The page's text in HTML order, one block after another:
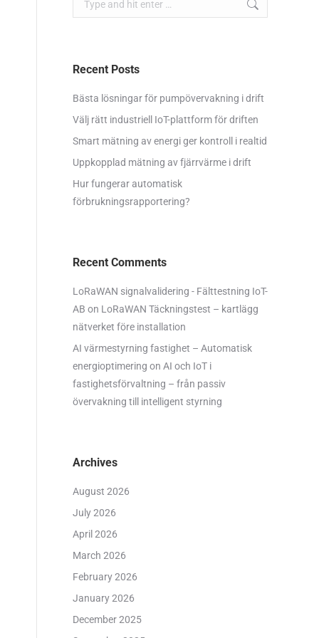
Recent Posts
Bästa lösningar för pumpövervakning i drift
Välj rätt industriell IoT-plattform för driften
Smart mätning av energi ger kontroll i realtid
Uppkopplad mätning av fjärrvärme i drift
Hur fungerar automatisk
förbrukningsrapportering?
Recent Comments
LoRaWAN signalvalidering - Fälttestning IoT-
AB on LoRaWAN Täckningstest – kartlägg
nätverket före installation
AI värmestyrning fastighet – Automatisk
energioptimering on AI och IoT i
fastighetsförvaltning – från passiv
övervakning till intelligent styrning
Archives
August 2026
July 2026
April 2026
March 2026
February 2026
January 2026
December 2025